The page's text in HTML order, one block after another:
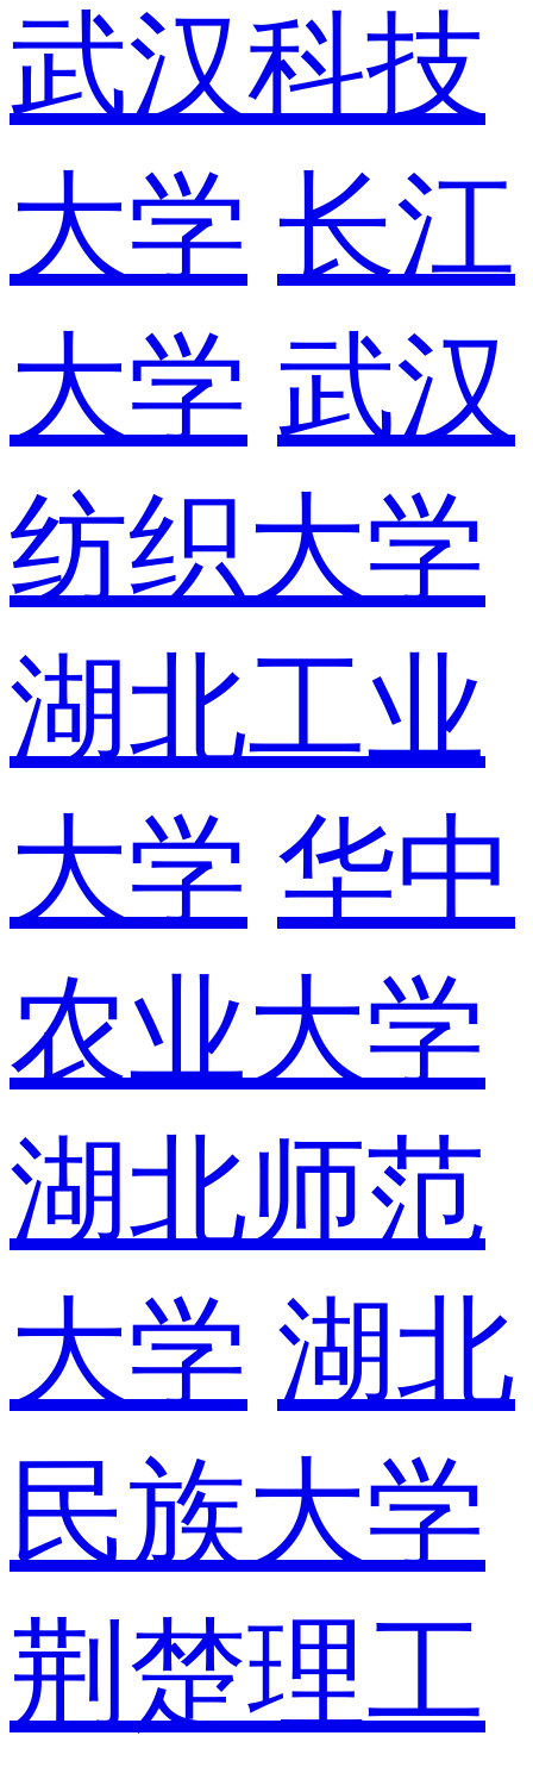
武汉科技
大学 长江
大学 武汉
纺织大学
湖北工业
大学 华中
农业大学
湖北师范
大学 湖北
民族大学
荆楚理工